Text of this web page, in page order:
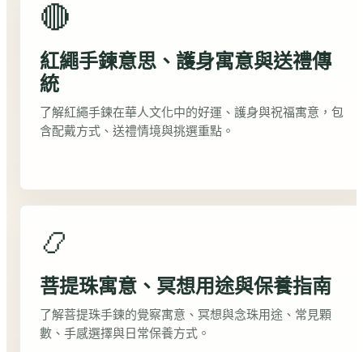
🔴
紅繩手鍊意思、護身寓意與送禮傳
統
了解紅繩手鍊在華人文化中的好運、護身與祝福寓意，包
含配戴方式、送禮情境與挑選重點。
📿
菩提珠寓意、冥想用途與保養指南
了解菩提珠手鍊的覺察寓意、冥想與念珠用途、常見顆
數、手感選擇與日常保養方式。